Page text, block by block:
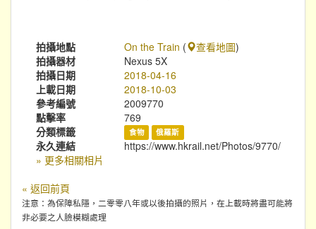
拍攝地點 On the Train ( 查看地圖)
拍攝器材
Nexus 5X
拍攝日期
2018-04-16
上載日期
2018-10-03
參考編號
2009770
點擊率
769
分類標籤
食物 俄羅斯
永久連結
https://www.hkrail.net/Photos/9770/
» 更多相關相片
« 返回前頁
注意：為保障私隱，二零零八年或以後拍攝的照片，在上載時將盡可能將
非必要之人臉模糊處理